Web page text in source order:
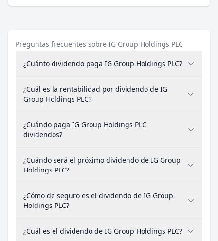
Preguntas frecuentes sobre IG Group Holdings PLC
¿Cuánto dividendo paga IG Group Holdings PLC?
¿Cuál es la rentabilidad por dividendo de IG
Group Holdings PLC?
¿Cuándo paga IG Group Holdings PLC
dividendos?
¿Cuándo será el próximo dividendo de IG Group
Holdings PLC?
¿Cómo de seguro es el dividendo de IG Group
Holdings PLC?
¿Cuál es el dividendo de IG Group Holdings PLC?